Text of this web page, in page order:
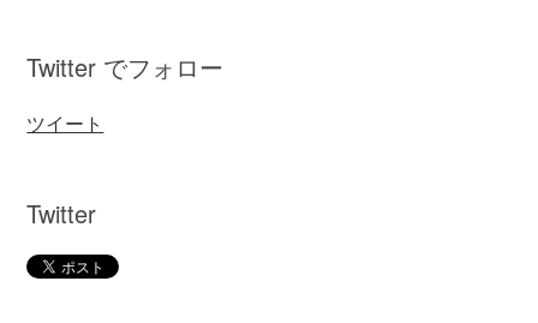
Twitter でフォロー
ツイート
Twitter